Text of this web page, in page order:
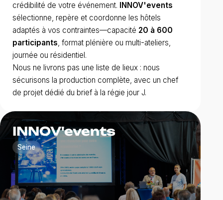
crédibilité de votre événement. INNOV'events
sélectionne, repère et coordonne les hôtels
adaptés à vos contraintes—capacité 20 à 600
participants, format plénière ou multi-ateliers,
journée ou résidentiel.
Nous ne livrons pas une liste de lieux : nous
sécurisons la production complète, avec un chef
de projet dédié du brief à la régie jour J.
INNOV'events
Seine